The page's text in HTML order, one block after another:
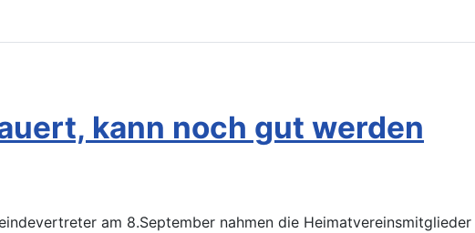
kann noch gut werden
am 8.September nahmen die